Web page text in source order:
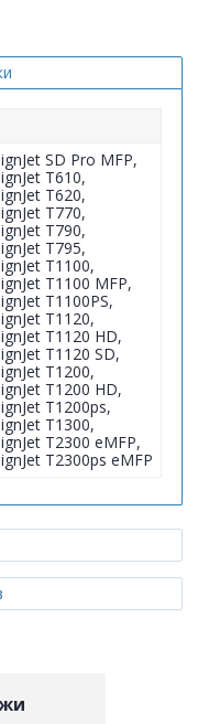
SD Pro MFP,
T610,
T620,
T770,
T790,
T795,
T1100,
T1100 MFP,
T1100PS,
T1120,
T1120 HD,
T1120 SD,
T1200,
T1200 HD,
T1200ps,
T1300,
T2300 eMFP,
T2300ps eMFP